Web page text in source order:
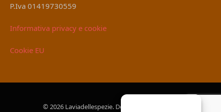
P.Iva 01419730559
Informativa privacy e cookie
Cookie EU
© 2026 Laviadellespezie. Designed by